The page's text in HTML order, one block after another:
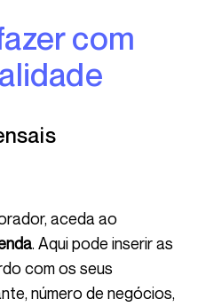
. Aqui pode inserir as
com os seus
número de negócios,